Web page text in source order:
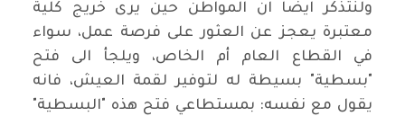
ولنتذكر ايضا ان المواطن حين يرى خريج كلية
معتبرة يعجز عن العثور على فرصة عمل، سواء
في القطاع العام أم الخاص، ويلجأ الى فتح
"بسطية" بسيطة له لتوفير لقمة العيش، فانه
يقول مع نفسه: بمستطاعي فتح هذه "البسطية"